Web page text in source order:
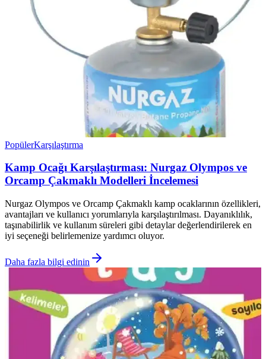
PopülerKarşılaştırma
Kamp Ocağı Karşılaştırması: Nurgaz Olympos ve
Orcamp Çakmaklı Modelleri İncelemesi
Nurgaz Olympos ve Orcamp Çakmaklı kamp ocaklarının özellikleri,
avantajları ve kullanıcı yorumlarıyla karşılaştırılması. Dayanıklılık,
taşınabilirlik ve kullanım süreleri gibi detaylar değerlendirilerek en
iyi seçeneği belirlemenize yardımcı oluyor.
Daha fazla bilgi edinin